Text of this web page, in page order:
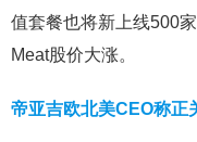
值套餐也将新上线500
Meat股价大涨。
帝亚吉欧北美CEO称正